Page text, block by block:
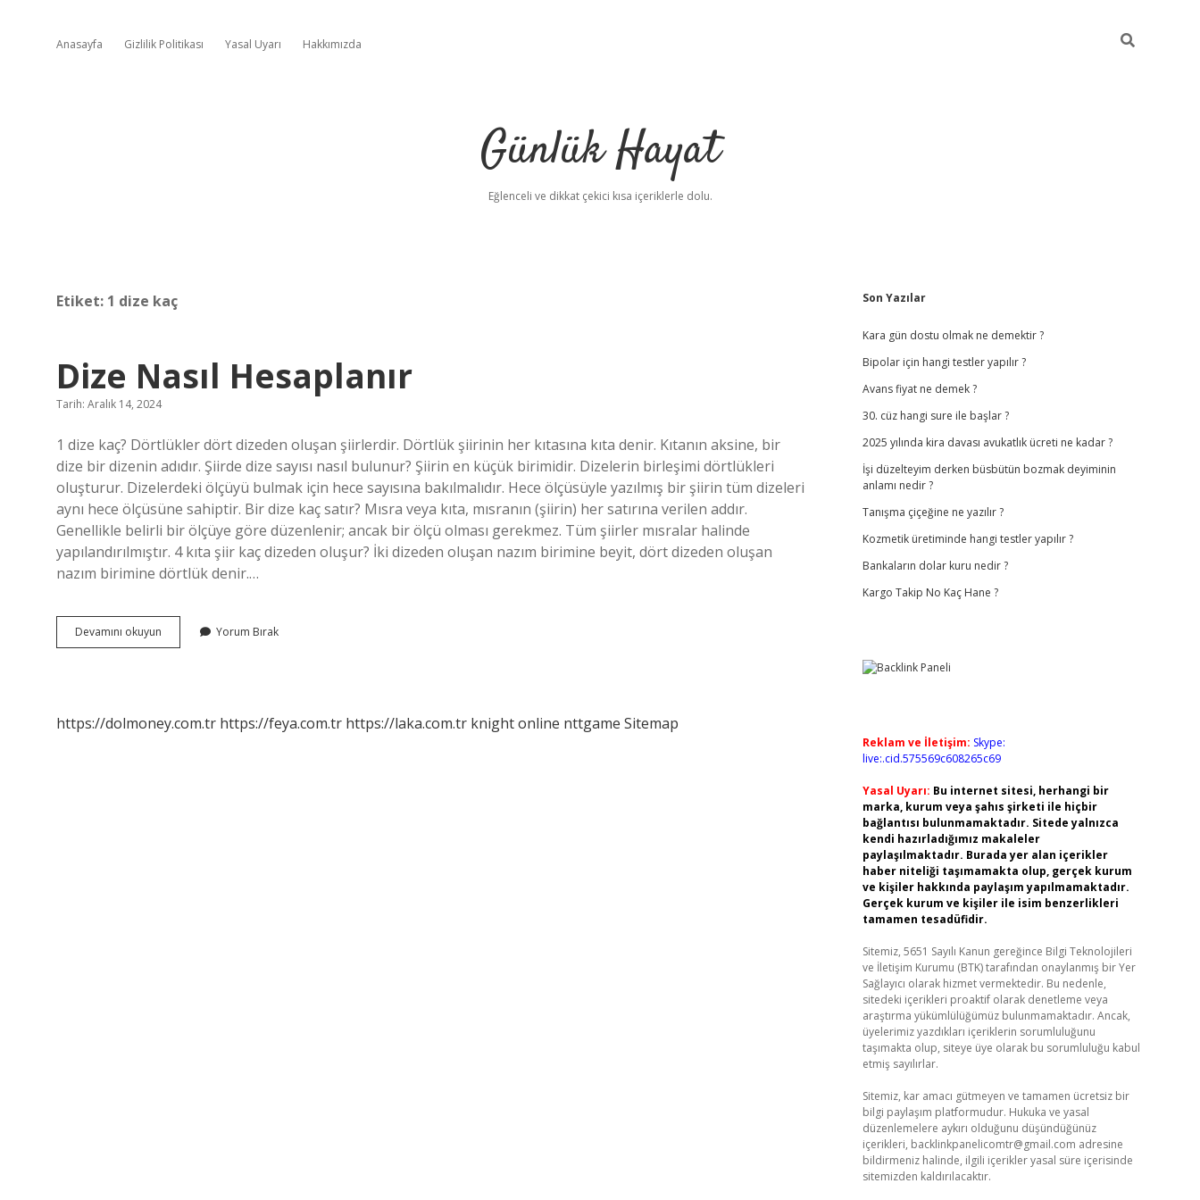
Anasayfa Gizlilik Politikası Yasal Uyarı Hakkımızda
Günlük Hayat
Eğlenceli ve dikkat çekici kısa içeriklerle dolu.
Etiket: 1 dize kaç
Dize Nasıl Hesaplanır
Tarih: Aralık 14, 2024
1 dize kaç? Dörtlükler dört dizeden oluşan şiirlerdir. Dörtlük şiirinin her kıtasına kıta denir. Kıtanın aksine, bir
dize bir dizenin adıdır. Şiirde dize sayısı nasıl bulunur? Şiirin en küçük birimidir. Dizelerin birleşimi dörtlükleri
oluşturur. Dizelerdeki ölçüyü bulmak için hece sayısına bakılmalıdır. Hece ölçüsüyle yazılmış bir şiirin tüm dizeleri
aynı hece ölçüsüne sahiptir. Bir dize kaç satır? Mısra veya kıta, mısranın (şiirin) her satırına verilen addır.
Genellikle belirli bir ölçüye göre düzenlenir; ancak bir ölçü olması gerekmez. Tüm şiirler mısralar halinde
yapılandırılmıştır. 4 kıta şiir kaç dizeden oluşur? İki dizeden oluşan nazım birimine beyit, dört dizeden oluşan
nazım birimine dörtlük denir.…
Devamını okuyun
Nasıl
Yorum Bırak
https://dolmoney.com.tr https://feya.com.tr https://laka.com.tr knight online nttgame Sitemap
Sidebar
Son Yazılar
Kara gün dostu olmak ne demektir ?
Bipolar için hangi testler yapılır ?
Avans fiyat ne demek ?
30. cüz hangi sure ile başlar ?
2025 yılında kira davası avukatlık ücreti ne kadar ?
İşi düzelteyim derken büsbütün bozmak deyiminin
anlamı nedir ?
Tanışma çiçeğine ne yazılır ?
Kozmetik üretiminde hangi testler yapılır ?
Bankaların dolar kuru nedir ?
Kargo Takip No Kaç Hane ?
Reklam ve İletişim: Skype:
live:.cid.575569c608265c69
Yasal Uyarı: Bu internet sitesi, herhangi bir
marka, kurum veya şahıs şirketi ile hiçbir
bağlantısı bulunmamaktadır. Sitede yalnızca
kendi hazırladığımız makaleler
paylaşılmaktadır. Burada yer alan içerikler
haber niteliği taşımamakta olup, gerçek kurum
ve kişiler hakkında paylaşım yapılmamaktadır.
Gerçek kurum ve kişiler ile isim benzerlikleri
tamamen tesadüfidir.
Sitemiz, 5651 Sayılı Kanun gereğince Bilgi Teknolojileri
ve İletişim Kurumu (BTK) tarafından onaylanmış bir Yer
Sağlayıcı olarak hizmet vermektedir. Bu nedenle,
sitedeki içerikleri proaktif olarak denetleme veya
araştırma yükümlülüğümüz bulunmamaktadır. Ancak,
üyelerimiz yazdıkları içeriklerin sorumluluğunu
taşımakta olup, siteye üye olarak bu sorumluluğu kabul
etmiş sayılırlar.
Sitemiz, kar amacı gütmeyen ve tamamen ücretsiz bir
bilgi paylaşım platformudur. Hukuka ve yasal
düzenlemelere aykırı olduğunu düşündüğünüz
içerikleri, backlinkpanelicomtr@gmail.com adresine
bildirmeniz halinde, ilgili içerikler yasal süre içerisinde
sitemizden kaldırılacaktır.